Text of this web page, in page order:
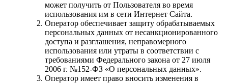
может получить от Пользователя во время
использования им в сети Интернет Сайта.
Оператор обеспечивает защиту обрабатываемых
персональных данных от несанкционированного
доступа и разглашения, неправомерного
использования или утраты в соответствии с
требованиями Федерального закона от 27 июля
2006 г. №152-ФЗ «О персональных данных».
Оператор имеет право вносить изменения в